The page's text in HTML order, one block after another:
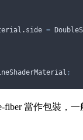
. side =
;
fiber 當作包裝，一